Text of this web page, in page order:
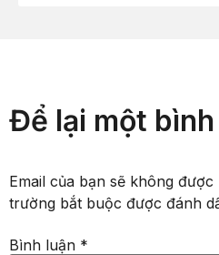
Để lại một
Email của bạn sẽ không
trường bắt buộc được đánh
Bình luận *